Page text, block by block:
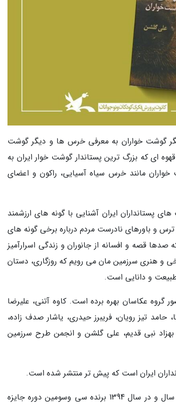
گوشت خواران به معرفی خرس ها و دیگر گوشت
که بزرگ ترین پستاندار گوشت خوار ایران به
مانند خرس سیاه آسیایی، راکون و اعضای
پستانداران ایران آشنایی با گونه های ارزشمند
ترس و باورهای نادرست مردم درباره برخی گونه های
قصه و افسانه از جانوران و زندگی اسرارآمیز
و هنری سرزمین مان می رویم که روزگاری، دستان
طبیعت و دانایی است.
مندان رسید از حضور گروه عکاسان بهره برده است. کاوه آتنی، علیرضا
حامد تیز رویان، فریبرز حیدری، یاشار صدف زاده،
نبی قدیم، علی گلشن و انجمن طرح سرزمین
ایران است که پیش تر منتشر شده است.
این دو کتاب به ترتیب در سال 1390 برنده بیست و نهمین جایزه کتاب سال و در سال 1394 برنده سی وسومین دوره جایزه